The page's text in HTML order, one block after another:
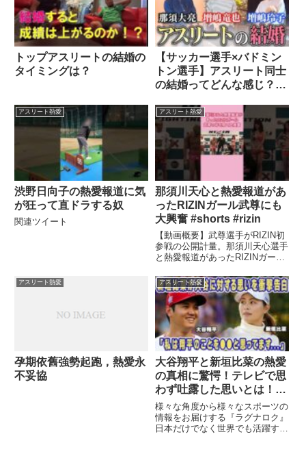
トップアスリートの結婚の
タイミングは？
【サッカー選手×バドミン
トン選手】アスリート同士
の結婚ってどんな感じ？恋
調査!!
アスリート熱愛
渋野日向子の熱愛報道に気
が狂って直ドラする奴
関連ツイート
アスリート熱愛
那須川天心と熱愛報道があ
ったRIZINガール武尊にも
大興奮 #shorts #rizin
【動画概要】武尊選手がRIZIN初
参戦の公開計量。那須川天心選手
と熱愛報道があったRIZINガール
...関連ツイート
アスリート熱愛
孕期依舊強勢起跑，熱愛永
不妥協
アスリート熱愛
大谷翔平と新垣比菜の熱愛
の真相に驚愕！テレビで思
わず吐露した思いとは！？
「私は翔平を…」二人が結
婚お似合いと言われる理由
やオオタニがアスリートか
様々な角度から様々なスポーツの
情報をお届けする『ラグナロク』
日本だけでなく世界でも活躍する